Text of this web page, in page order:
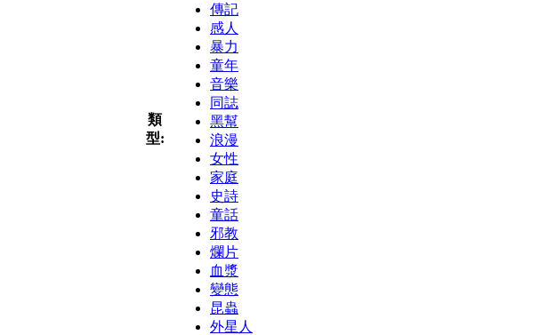
類
型:
傳記
感人
暴力
童年
音樂
同誌
黑幫
浪漫
女性
家庭
史詩
童話
邪教
爛片
血漿
變態
昆蟲
外星人